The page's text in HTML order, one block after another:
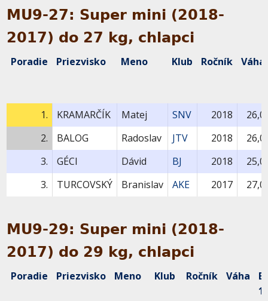
MU9-27: Super mini (2018-
2017) do 27 kg, chlapci
Poradie Priezvisko Meno Klub Ročník Váha
1. KRAMARČÍK Matej SNV 2018
26,0
2.
BALOG Radoslav JTV 2018
26,0
3.
GÉCI Dávid BJ 2018
25,0
3.
TURCOVSKÝ Branislav AKE 2017 27,0
MU9-29: Super mini (2018-
2017) do 29 kg, chlapci
Poradie Priezvisko Meno Klub Ročník Váha
1.